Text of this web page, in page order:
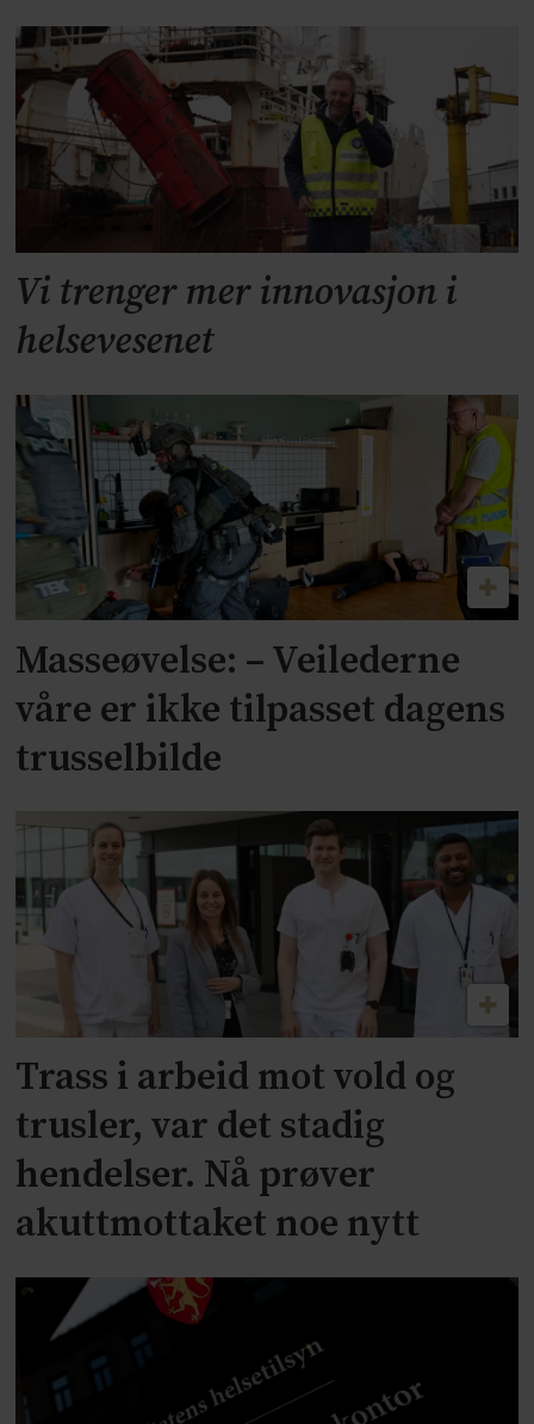
Vi trenger mer innovasjon i
helsevesenet
Masseøvelse: – Veilederne
våre er ikke tilpasset dagens
trusselbilde
Trass i arbeid mot vold og
trusler, var det stadig
hendelser. Nå prøver
akuttmottaket noe nytt